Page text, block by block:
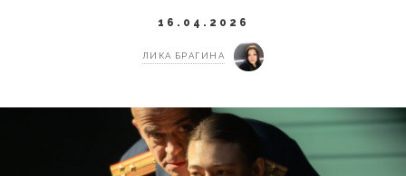
16.04.2026
ЛИКА БРАГИНА